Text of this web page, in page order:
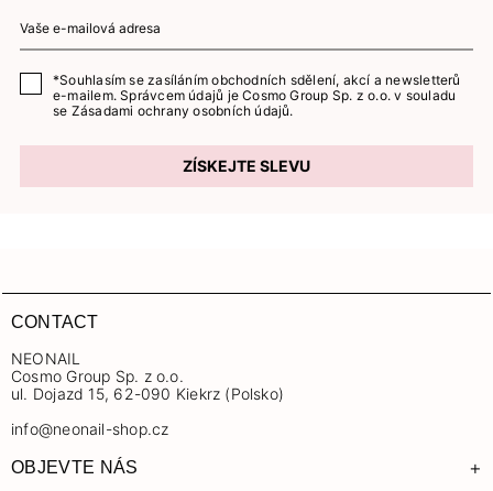
*Souhlasím se zasíláním obchodních sdělení, akcí a newsletterů
e-mailem. Správcem údajů je Cosmo Group Sp. z o.o. v souladu
se Zásadami ochrany osobních údajů.
ZÍSKEJTE SLEVU
CONTACT
NEONAIL
Cosmo Group Sp. z o.o.
ul. Dojazd 15, 62-090 Kiekrz (Polsko)
info@neonail-shop.cz
OBJEVTE NÁS +